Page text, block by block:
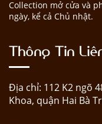
Collection mở cửa và
ngày, kể cả Chủ nhật.
Thông Tin
Địa chỉ: 112 K2 ngõ
Khoa, quận Hai Bà